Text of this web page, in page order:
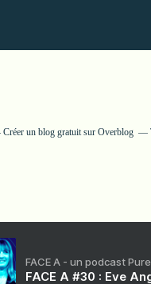
Créer un blog gratuit sur Overblog
FACE A - un podcast
FACE A #30 : Eve